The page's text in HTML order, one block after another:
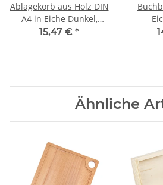
Ablagekorb aus Holz DIN
A4 in Eiche Dunkel,
32 × 26 × 7 cm
15,47 € *
Ähnliche